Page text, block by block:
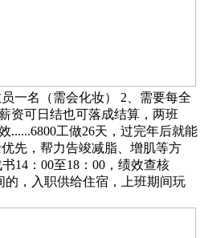
一名（需会化妆） 2、需要每全
资可日结也可落成结算，两班
......6800工做26天，过完年后就能
先，帮力告竣减脂、增肌等方
14：00至18：00，绩效查核
的，入职供给住宿，上班期间玩